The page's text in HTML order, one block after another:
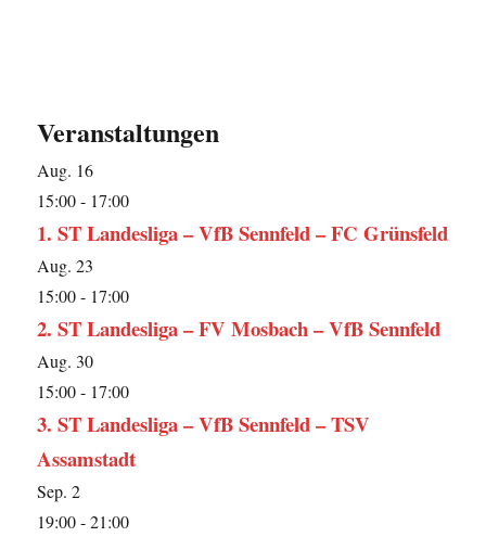
Veranstaltungen
Aug. 16
15:00- 17:00
1. ST Landesliga – VfB Sennfeld – FC Grünsfeld
Aug.23
15:00- 17:00
2. ST Landesliga – FV Mosbach – VfB Sennfeld
Aug. 30
15:00- 17:00
3. ST Landesliga – VfB Sennfeld – TSV
Assamstadt
Sep.2
19:00-21:00